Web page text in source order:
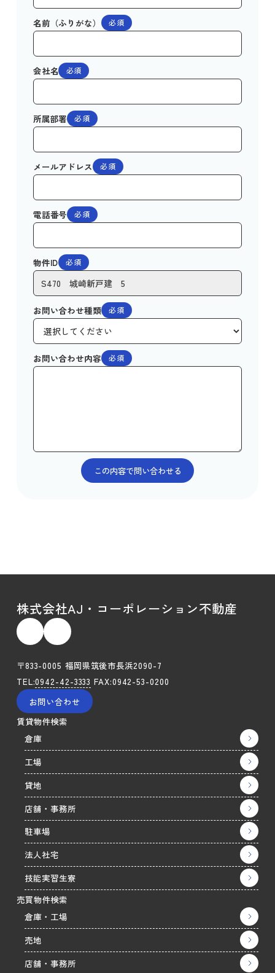
名前（ふりがな） 必須
会社名 必須
所属部署 必須
メールアドレス 必須
電話番号 必須
物件ID 必須
お問い合わせ種類 必須
お問い合わせ内容 必須
株式会社AJ・コーポレーション不動産
〒833-0005 福岡県筑後市長浜2090-7
TEL:0942-42-3333 FAX:0942-53-0200
お問い合わせ
賃貸物件検索
倉庫
工場
貸地
店舗・事務所
駐車場
法人社宅
技能実習生寮
売買物件検索
倉庫・工場
売地
店舗・事務所